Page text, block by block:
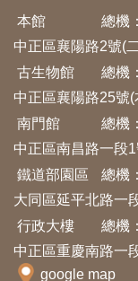
資
訊
教
育
活
動
出
版
文
本館 總機
中正區襄陽路2號(
古生物館
總機
中正區襄陽路25號
南門館
總機
中正區南昌路一段1
鐵道部園區
總機
大同區延平北路一
行政大樓
總機
中正區重慶南路一
google map